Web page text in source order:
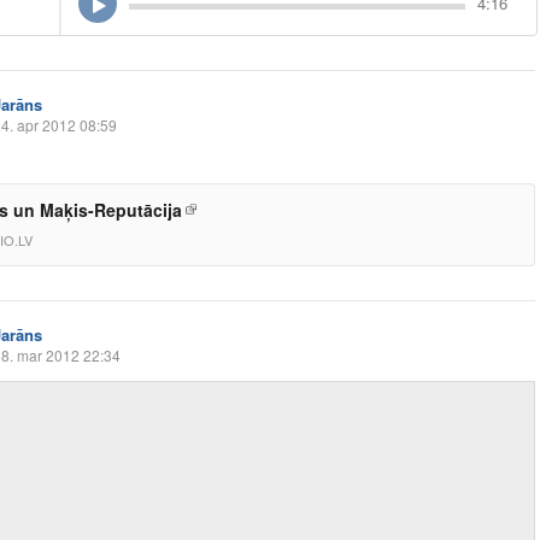
apr 2012 08:59
un Maķis-Reputācija
mar 2012 22:34